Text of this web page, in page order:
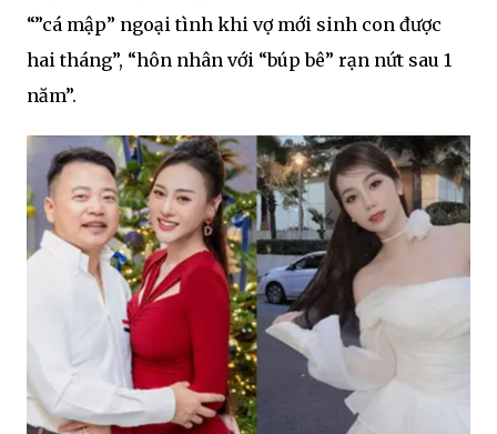
“”cá mập” ngoại tình khi vợ mới sinh con được
hai tháng”, “hôn nhân với “búp bê” rạn nứt sau 1
năm”.